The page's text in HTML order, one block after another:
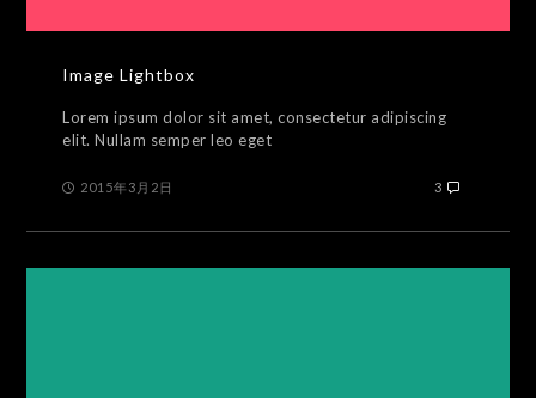
Image Lightbox
Lorem ipsum dolor sit amet, consectetur adipiscing
elit. Nullam semper leo eget
3
2015年3月2日